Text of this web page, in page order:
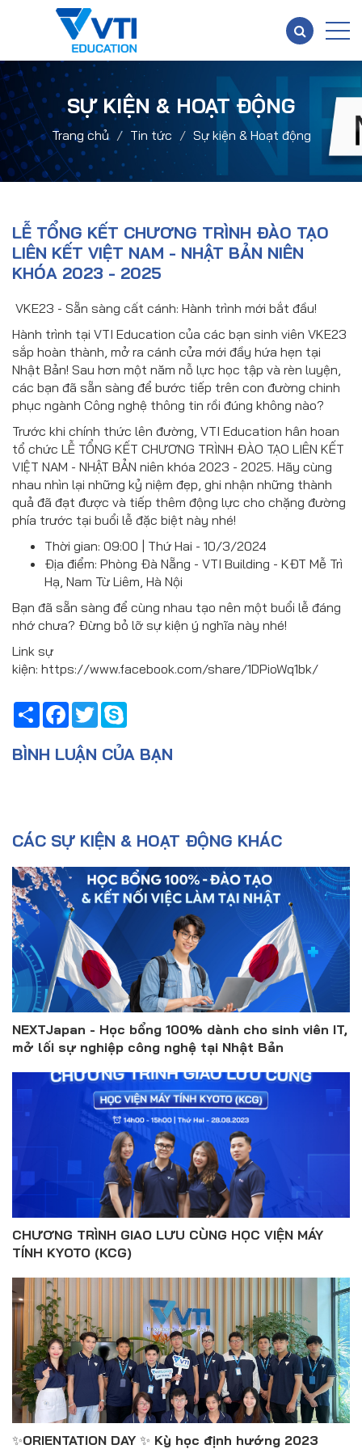
SỰ KIỆN & HOẠT ĐỘNG
Trang chủ Tin tức Sự kiện & Hoạt động
LỄ TỔNG KẾT CHƯƠNG TRÌNH ĐÀO TẠO
LIÊN KẾT VIỆT NAM - NHẬT BẢN NIÊN
KHÓA 2023 - 2025
VKE23 - Sẵn sàng cất cánh: Hành trình mới bắt đầu!
Hành trình tại VTI Education của các bạn sinh viên VKE23
sắp hoàn thành, mở ra cánh cửa mới đầy hứa hẹn tại
Nhật Bản! Sau hơn một năm nỗ lực học tập và rèn luyện,
các bạn đã sẵn sàng để bước tiếp trên con đường chinh
phục ngành Công nghệ thông tin rồi đúng không nào?
Trước khi chính thức lên đường, VTI Education hân hoan
tổ chức LỄ TỔNG KẾT CHƯƠNG TRÌNH ĐÀO TẠO LIÊN KẾT
VIỆT NAM - NHẬT BẢN niên khóa 2023 - 2025. Hãy cùng
nhau nhìn lại những kỷ niệm đẹp, ghi nhận những thành
quả đã đạt được và tiếp thêm động lực cho chặng đường
phía trước tại buổi lễ đặc biệt này nhé!
Thời gian: 09:00 | Thứ Hai - 10/3/2024
Địa điểm: Phòng Đà Nẵng - VTI Building - KĐT Mễ Trì
Hạ, Nam Từ Liêm, Hà Nội
Bạn đã sẵn sàng để cùng nhau tạo nên một buổi lễ đáng
nhớ chưa? Đừng bỏ lỡ sự kiện ý nghĩa này nhé!
Link sự
kiện: https://www.facebook.com/share/1DPioWq1bk/
ShareFacebook
Twitter
BÌNH LUẬN CỦA BẠN
CÁC SỰ KIỆN & HOẠT ĐỘNG KHÁC
NEXTJapan - Học bổng 100% dành cho sinh viên IT,
mở lối sự nghiệp công nghệ tại Nhật Bản
CHƯƠNG TRÌNH GIAO LƯU CÙNG HỌC VIỆN MÁY
TÍNH KYOTO (KCG)
✨ORIENTATION DAY ✨ Kỳ học định hướng 2023